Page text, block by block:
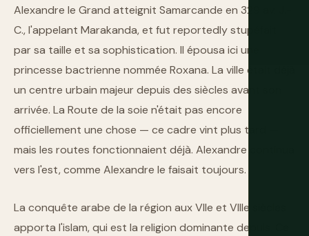
Alexandre le Grand atteignit Samarcande en 329 av. J.-
C., l'appelant Marakanda, et fut reportedly stupéfait
par sa taille et sa sophistication. Il épousa ici une
princesse bactrienne nommée Roxana. La ville était déjà
un centre urbain majeur depuis des siècles avant son
arrivée. La Route de la soie n'était pas encore
officiellement une chose — ce cadre vint plus tard —
mais les routes fonctionnaient déjà. Alexandre continua
vers l'est, comme Alexandre le faisait toujours.
La conquête arabe de la région aux VIIe et VIIIe siècles
apporta l'islam, qui est la religion dominante depuis. Ce